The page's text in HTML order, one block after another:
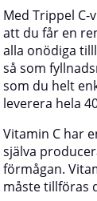
Med Trippel C-
att du får en
alla onödiga
så som
som du helt
leverera hela
Vitamin C har
själva
förmågan.
måste tillföras